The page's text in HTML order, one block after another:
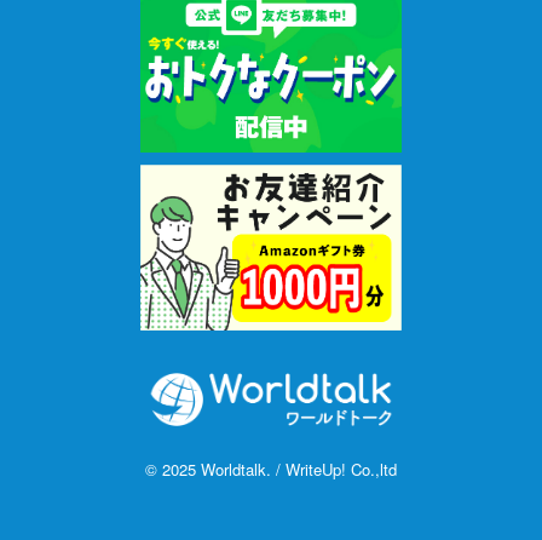
© 2025 Worldtalk. / WriteUp! Co.,ltd